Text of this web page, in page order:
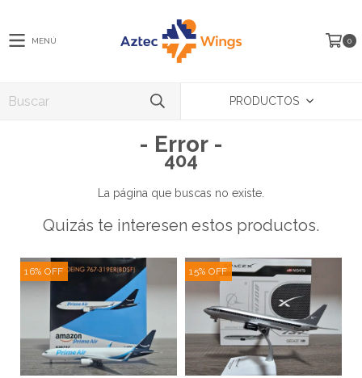
MENÚ 0
PRODUCTOS
- Error -
404
La página que buscas no existe.
Quizás te interesen estos productos.
16% OFF 15% OFF